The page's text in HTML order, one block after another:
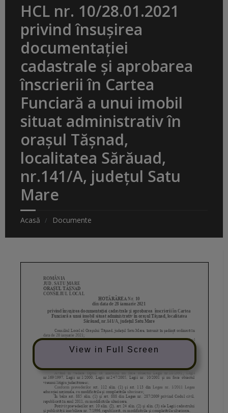
HCL nr. 10/28.01.2021
privind însușirea
documentației
cadastrale și aprobarea
înscrierii în Cartea
Funciară a unui imobil
situat administrativ în
orașul Tășnad,
localitatea Sărăuad,
nr.141/A, județul Satu
Mare
Acasă Documente
View in Full Screen